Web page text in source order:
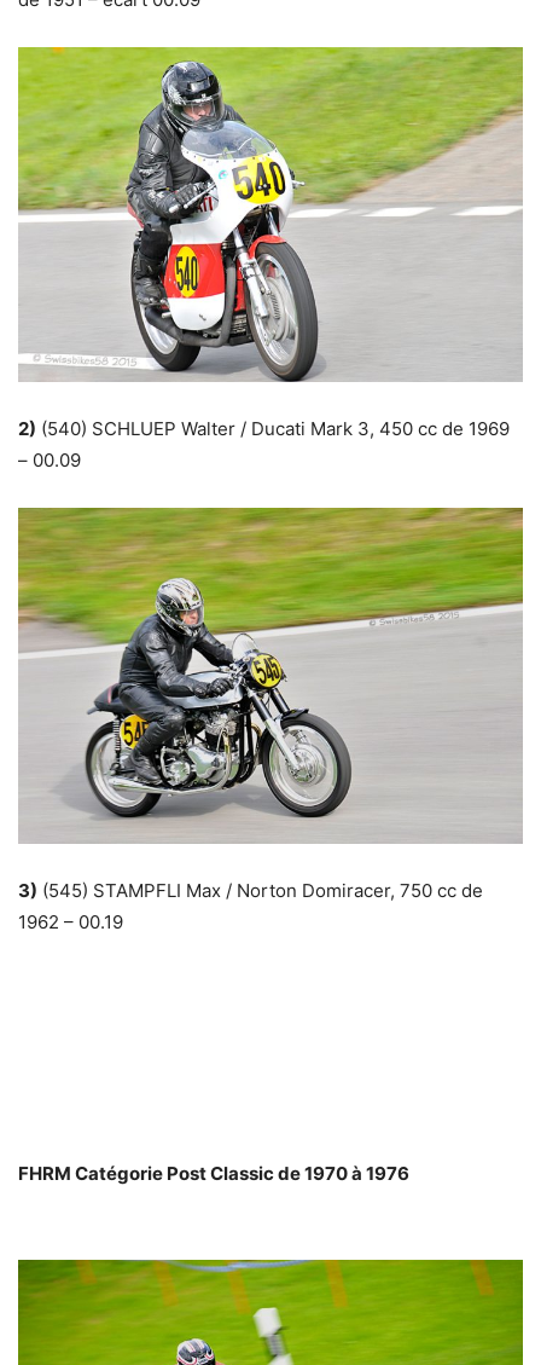
2) (540) SCHLUEP Walter / Ducati Mark 3, 450 cc de 1969
– 00.09
3) (545) STAMPFLI Max / Norton Domiracer, 750 cc de
1962 – 00.19
FHRM Catégorie Post Classic de 1970 à 1976